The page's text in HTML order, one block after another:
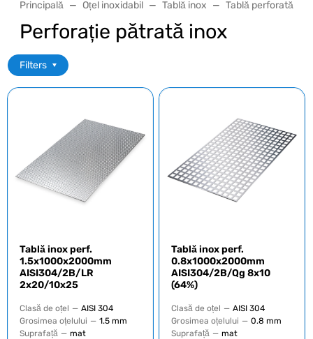
Principală Oțel inoxidabil Tablă inox Tablă perforată
Perforație pătrată inox
Filters
Tablă inox perf.
1.5х1000х2000mm
AISI304/2B/LR
2х20/10x25
Clasă de oțel — AISI 304
Grosimea oțelului — 1.5 mm
Suprafață — mat
Tablă inox perf.
0.8х1000х2000mm
AISI304/2B/Qg 8х10
(64%)
Clasă de oțel — AISI 304
Grosimea oțelului — 0.8 mm
Suprafață — mat